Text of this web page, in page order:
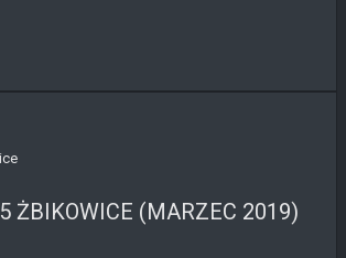
ŻBIKOWICE (MARZEC 2019)